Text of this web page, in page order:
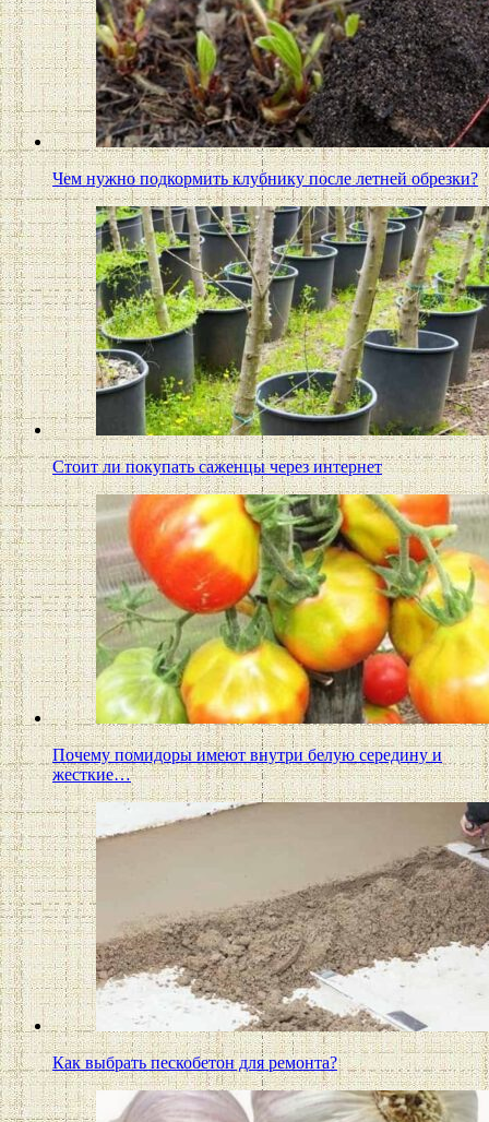
Чем нужно подкормить клубнику после летней обрезки?
Стоит ли покупать саженцы через интернет
Почему помидоры имеют внутри белую середину и
жесткие…
Как выбрать пескобетон для ремонта?